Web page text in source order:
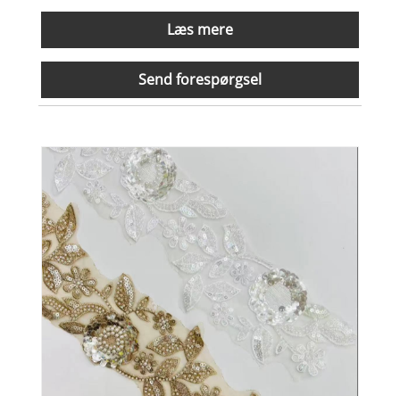
Læs mere
Send forespørgsel